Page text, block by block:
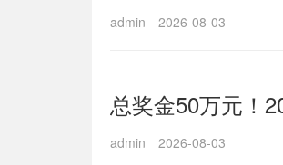
admin 2026-08-03
总奖金50万元！
admin 2026-08-03